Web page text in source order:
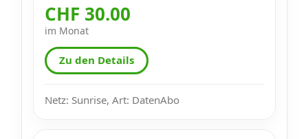
CHF 30.00
im Monat
Zu den Details
Netz: Sunrise, Art: DatenAbo